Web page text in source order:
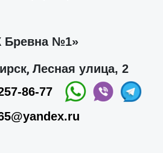
№1»
, Лесная улица, 2
86-77